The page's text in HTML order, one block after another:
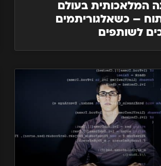
המלאכותית בעולם
– כשאלגוריתמים
לשותפים